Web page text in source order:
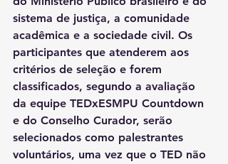
sistema de justiça, a comunidade
acadêmica e a sociedade civil. Os
participantes que atenderem aos
critérios de seleção e forem
classificados, segundo a avaliação
da equipe TEDxESMPU Countdown
e do Conselho Curador, serão
selecionados como palestrantes
voluntários, uma vez que o TED não